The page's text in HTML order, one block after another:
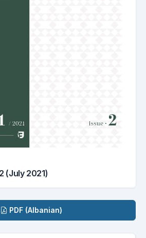
(July 2021)
PDF (Albanian)